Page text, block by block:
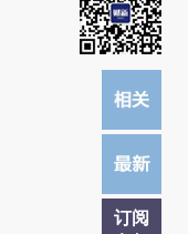
订阅